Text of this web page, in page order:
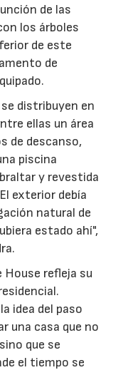
de las
los árboles
de este
de
distribuyen en
ellas un área
de descanso,
piscina
y revestida
exterior debía
natural de
estado ahí",
House refleja su
idea del paso
una casa que no
que se
el tiempo se